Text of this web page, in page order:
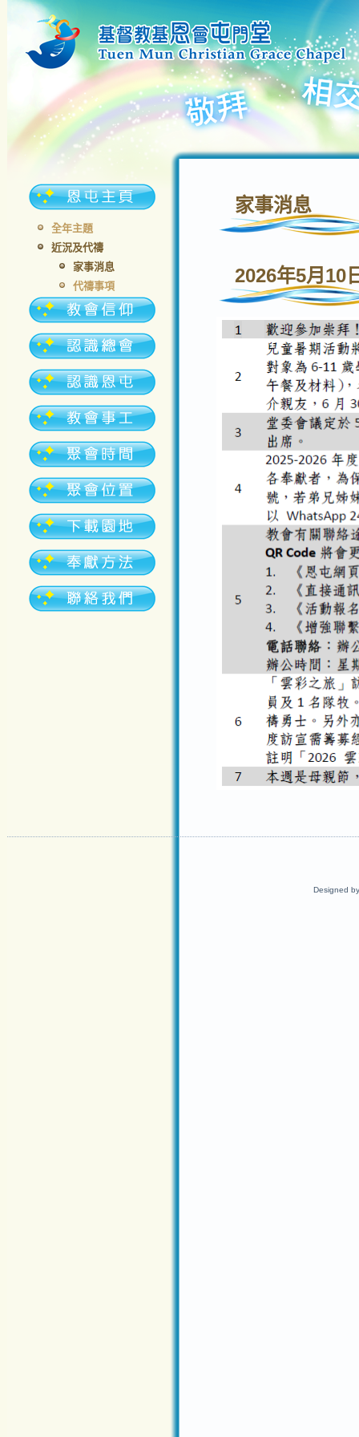
全年主題
近況及代禱
家事消息
代禱事項
家事消息
2026年5月10
Designed